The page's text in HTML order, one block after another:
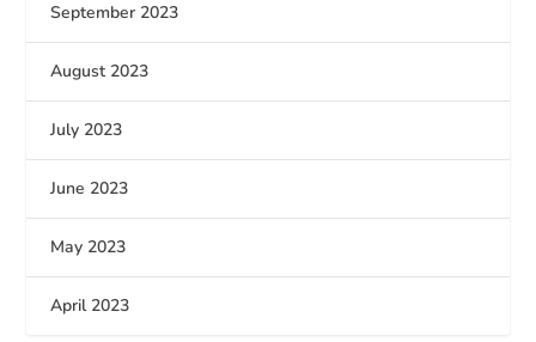
September 2023
August 2023
July 2023
June 2023
May 2023
April 2023